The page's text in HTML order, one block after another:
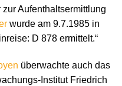
Aufenthaltsermittlung
wurde am 9.7.1985 in
D 878 ermittelt.“
überwachte auch das
Institut Friedrich